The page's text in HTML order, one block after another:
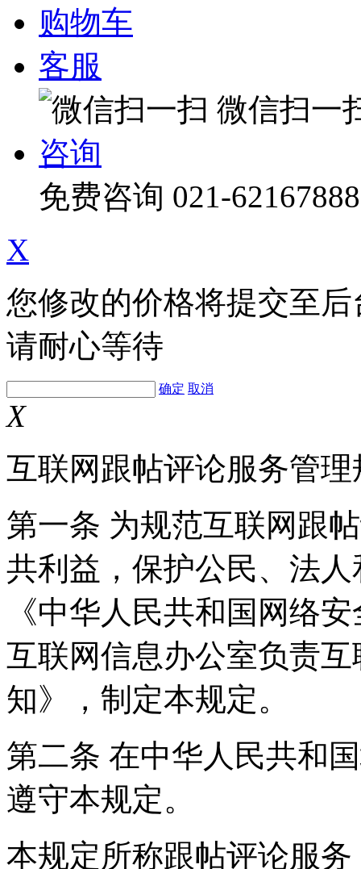
购物车
客服
微信扫一
咨询
免费咨询 021-62167888
X
您修改的价格将提交至
请耐心等待
确定 取消
X
互联网跟帖评论服务管理
第一条 为规范互联网跟
共利益，保护公民、法
《中华人民共和国网络
互联网信息办公室负责
知》，制定本规定。
第二条 在中华人民共和
遵守本规定。
本规定所称跟帖评论服